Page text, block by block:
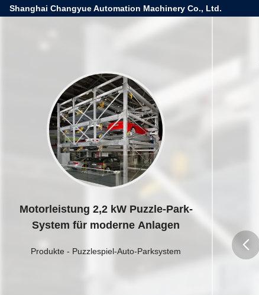
Shanghai Changyue Automation Machinery Co., Ltd.
Motorleistung 2,2 kW Puzzle-Park-
System für moderne Anlagen
Produkte - Puzzlespiel-Auto-Parksystem